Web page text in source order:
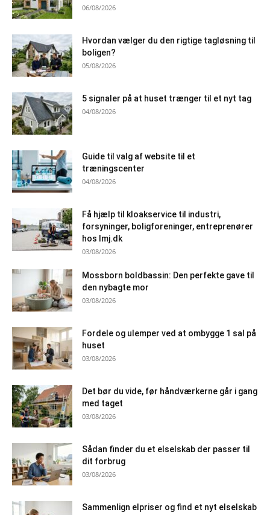
06/08/2026
Hvordan vælger du den rigtige tagløsning til
boligen?
05/08/2026
5 signaler på at huset trænger til et nyt tag
04/08/2026
Guide til valg af website til et
træningscenter
04/08/2026
Få hjælp til kloakservice til industri,
forsyninger, boligforeninger, entreprenører
hos lmj.dk
03/08/2026
Mossborn boldbassin: Den perfekte gave til
den nybagte mor
03/08/2026
Fordele og ulemper ved at ombygge 1 sal på
huset
03/08/2026
Det bør du vide, før håndværkerne går i gang
med taget
03/08/2026
Sådan finder du et elselskab der passer til
dit forbrug
03/08/2026
Sammenlign elpriser og find et nyt elselskab